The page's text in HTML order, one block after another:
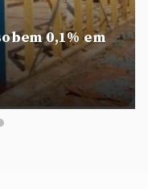
0,1% em